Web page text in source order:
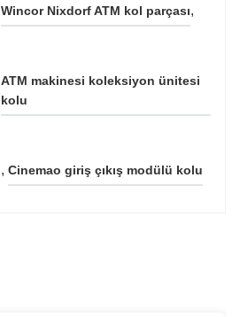
Wincor Nixdorf ATM kol parçası,
ATM makinesi koleksiyon ünitesi
kolu
, Cinemao giriş çıkış modülü kolu